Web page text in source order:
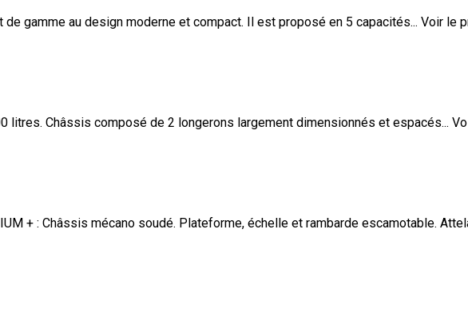
de gamme au design moderne et compact. Il est proposé en 5 capacités... Voir le
litres. Châssis composé de 2 longerons largement dimensionnés et espacés...
+ : Châssis mécano soudé. Plateforme, échelle et rambarde escamotable.